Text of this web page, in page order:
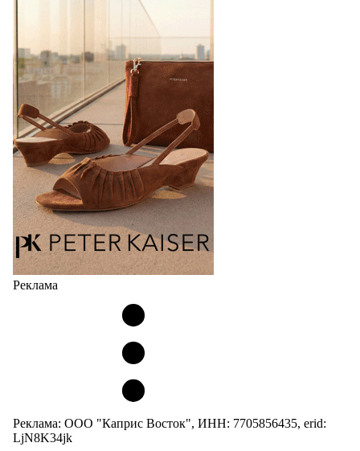
Реклама
Реклама: ООО "Каприс Восток", ИНН: 7705856435, erid:
LjN8K34jk